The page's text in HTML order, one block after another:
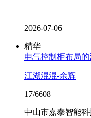
2026-07-06
精华
电气控制柜布局
江湖混混-余辉
17/6608
中山市嘉泰智能科